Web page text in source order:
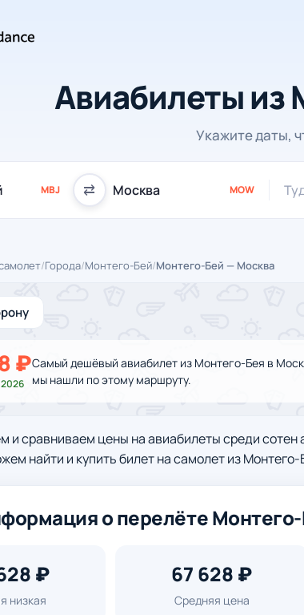
Авиабилеты из
Укажите даты,
MBJ ⇄ MOW
/Города/Монтего-Бей/Монтего-Бей — Москва
₽
2026
Самый дешёвый авиабилет из Монтего-Бея в
мы нашли по этому маршруту.
и сравниваем цены на авиабилеты среди сотен
найти и купить билет на самолет из
о перелёте
₽
низкая
67 628 ₽
Средняя цена